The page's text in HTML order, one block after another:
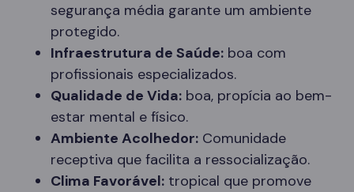
segurança média garante um ambiente
protegido.
Infraestrutura de Saúde: boa com
profissionais especializados.
Qualidade de Vida: boa, propícia ao bem-
estar mental e físico.
Ambiente Acolhedor: Comunidade
receptiva que facilita a ressocialização.
Clima Favorável: tropical que promove